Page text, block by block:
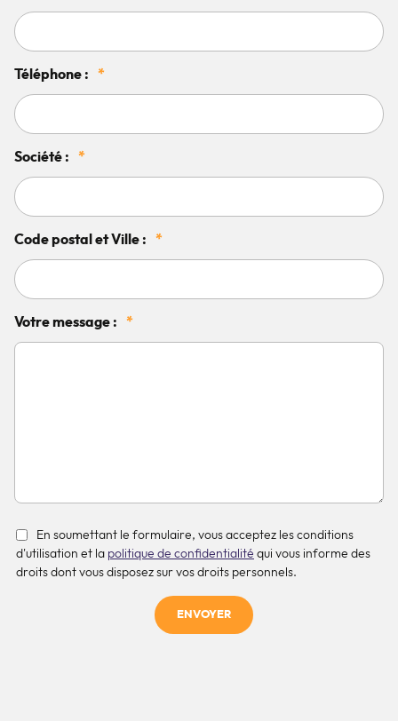
Téléphone : *
Société : *
Code postal et Ville : *
Votre message : *
En soumettant le formulaire, vous acceptez les conditions
d'utilisation et la politique de confidentialité qui vous informe des
droits dont vous disposez sur vos droits personnels.
ENVOYER